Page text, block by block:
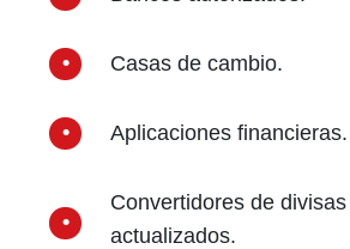
Casas de cambio.
Aplicaciones financieras.
Convertidores de divisas
actualizados.